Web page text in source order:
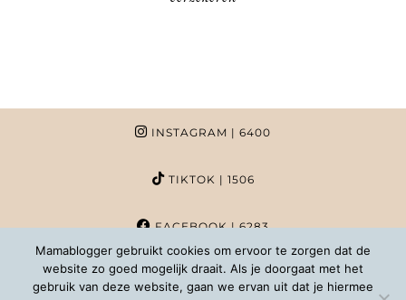
INSTAGRAM | 6400
TIKTOK | 1506
FACEBOOK| 6283
PINTEREST | 1020
Mamablogger gebruikt cookies om ervoor te zorgen dat de
website zo goed mogelijk draait. Als je doorgaat met het
gebruik van deze website, gaan we ervan uit dat je hiermee